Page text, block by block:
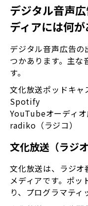
デジタル音声
ディアには何
デジタル音声広告の
つかあります。主な
す。
文化放送ポッドキャ
Spotify
YouTubeオーディオ
radiko（ラジコ）
文化放送（ラジオ
文化放送は、ラジオ
メディアです。ポ
り、プログラマティ